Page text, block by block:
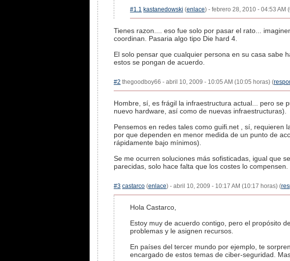
#1.1 kastanedowski (enlace) - febrero 28, 2010 - 04:53 AM
Tienes razon.... eso fue solo por pasar el rato...
coordinan. Pasaria algo tipo Die hard 4.
El solo pensar que cualquier persona en su casa sabe
estos se pongan de acuerdo.
#2 thegoodboy66 - abril 10, 2009 - 10:05 AM (10:05 horas) (
Hombre, sí, es frágil la infraestructura actual... pero se
nuevo hardware, así como de nuevas infraestructuras).
Pensemos en redes tales como guifi.net , sí, requieren
por que dependen en menor medida de un punto de
rápidamente bajo mínimos).
Se me ocurren soluciones más sofisticadas, igual que
parecidas, solo hace falta que los costes lo compensen.
#3 castarco (enlace) - abril 10, 2009 - 10:17 AM (10:17 horas) (
Hola Castarco,
Estoy muy de acuerdo contigo, pero el propósito
problemas y le asignen recursos.
En países del tercer mundo por ejemplo, te
encargado de estos temas de ciber-seguridad.